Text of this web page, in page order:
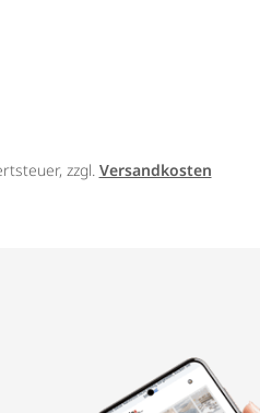
zzgl. Versandkosten